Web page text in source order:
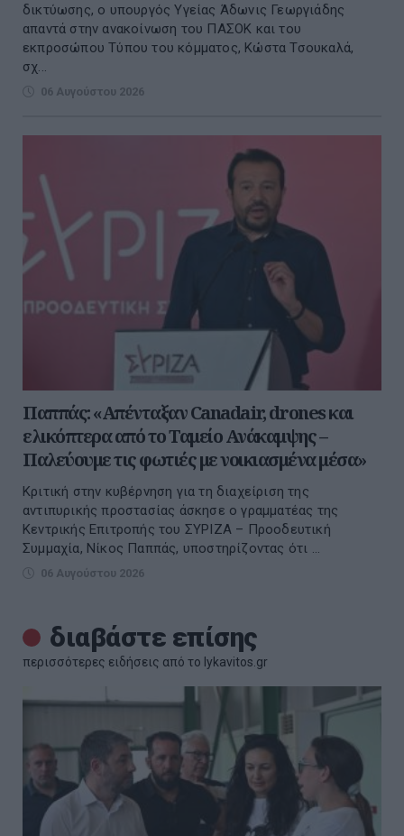
δικτύωσης, ο υπουργός Υγείας Άδωνις Γεωργιάδης
απαντά στην ανακοίνωση του ΠΑΣΟΚ και του
εκπροσώπου Τύπου του κόμματος, Κώστα Τσουκαλά,
σχ...
06 Αυγούστου 2026
Παππάς: «Απένταξαν Canadair, drones και
ελικόπτερα από το Ταμείο Ανάκαμψης –
Παλεύουμε τις φωτιές με νοικιασμένα μέσα»
Kριτική στην κυβέρνηση για τη διαχείριση της
αντιπυρικής προστασίας άσκησε ο γραμματέας της
Κεντρικής Επιτροπής του ΣΥΡΙΖΑ – Προοδευτική
Συμμαχία, Νίκος Παππάς, υποστηρίζοντας ότι ...
06 Αυγούστου 2026
διαβάστε επίσης
περισσότερες ειδήσεις από το lykavitos.gr